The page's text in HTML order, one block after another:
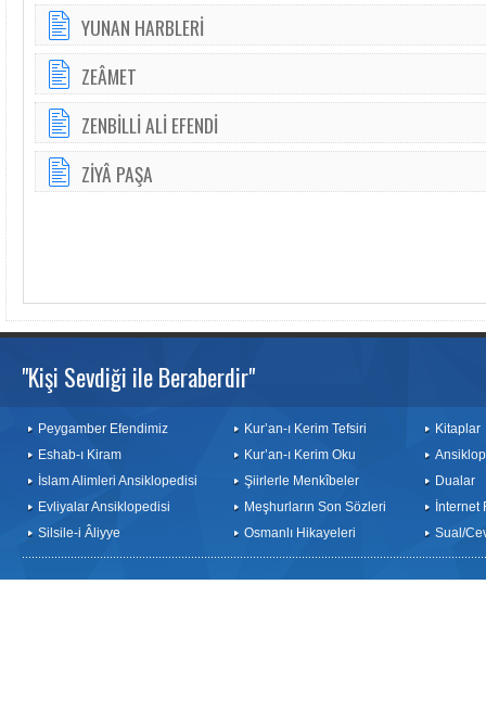
YUNAN HARBLERİ
ZEÂMET
ZENBİLLİ ALİ EFENDİ
ZİYÂ PAŞA
"Kişi Sevdiği ile Beraberdir"
Peygamber Efendimiz
Eshab-ı Kiram
İslam Alimleri Ansiklopedisi
Evliyalar Ansiklopedisi
Silsile-i Âliyye
Kur’an-ı Kerim Tefsiri
Kur’an-ı Kerim Oku
Şiirlerle Menkîbeler
Meşhurların Son Sözleri
Osmanlı Hikayeleri
Kitaplar
Dualar
İnternet
Sual/